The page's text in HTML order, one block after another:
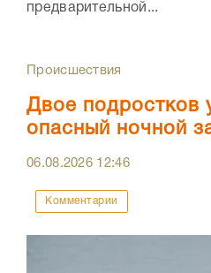
предварительной...
Происшествия
Двое подростков
опасный ночной
06.08.2026 12:46
Комментарии